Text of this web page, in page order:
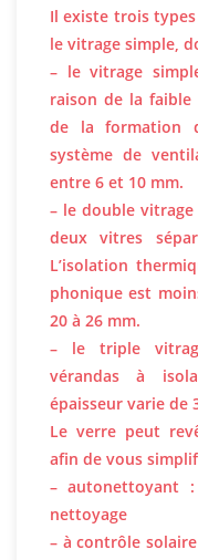
Il existe trois
le vitrage simple,
– le vitrage
raison de la
de la formation
système de
entre 6 et 10 mm.
– le double
deux vitres
L’isolation
phonique est
20 à 26 mm.
– le triple
vérandas à
épaisseur varie de
Le verre peut
afin de vous
– autonettoyant
nettoyage
– à contrôle